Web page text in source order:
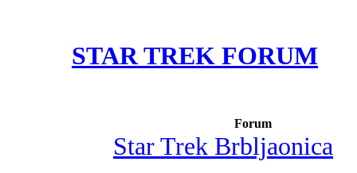
STAR TREK FORUM
Forum
Star Trek Brbljaonica